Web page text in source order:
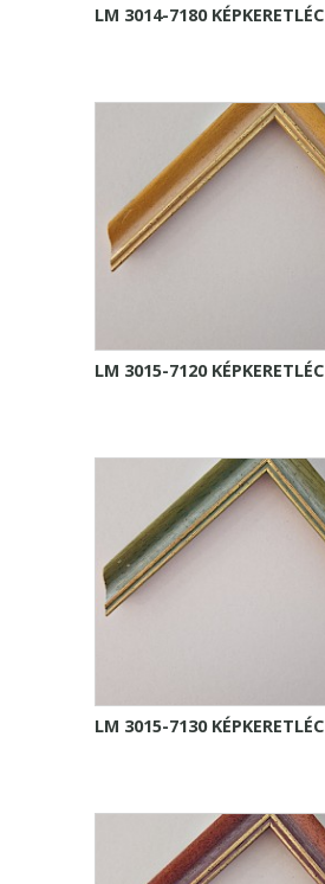
LM 3014-7180 KÉPKERETLÉC
LM 3015-7120 KÉPKERETLÉC
LM 3015-7130 KÉPKERETLÉC